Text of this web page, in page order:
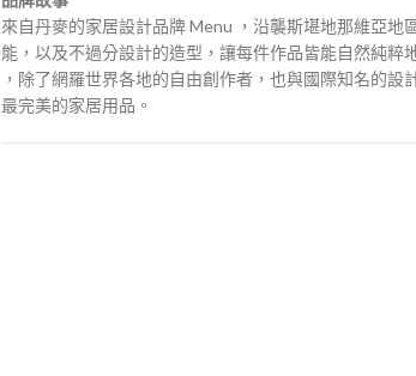
來自丹麥的家居設計品牌 Menu ，沿襲斯堪地那維亞地
能，以及不過分設計的造型，讓每件作品皆能自然純粹
，除了網羅世界各地的自由創作者，也與國際知名的
最完美的家居用品。